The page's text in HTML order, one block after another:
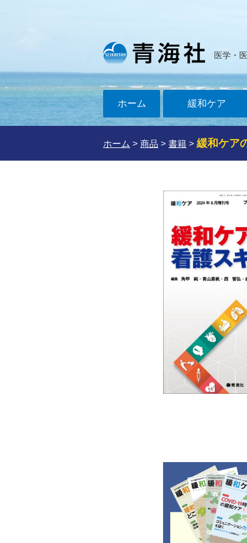
医学・
ホーム 緩和ケア
ホーム > 商品 > 書籍 > 緩和ケア